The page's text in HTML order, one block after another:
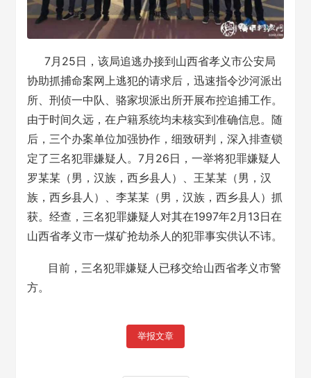
7月25日，该局追逃办接到山西省孝义市公安局
协助抓捕命案网上逃犯的请求后，迅速指令沙河派出
所、刑侦一中队、骆家坝派出所开展布控追捕工作。
由于时间久远，在户籍系统均未核实到准确信息。随
后，三个办案单位加强协作，细致研判，深入排查锁
定了三名犯罪嫌疑人。7月26日，一举将犯罪嫌疑人
罗某某（男，汉族，西乡县人）、王某某（男，汉
族，西乡县人）、李某某（男，汉族，西乡县人）抓
获。经查，三名犯罪嫌疑人对其在1997年2月13日在
山西省孝义市一煤矿抢劫杀人的犯罪事实供认不讳。
目前，三名犯罪嫌疑人已移交给山西省孝义市警
方。
举报文章